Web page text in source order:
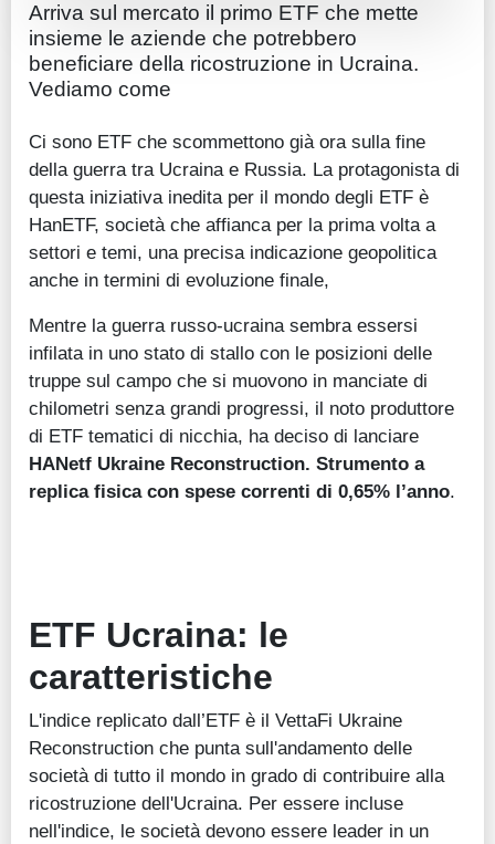
Arriva sul mercato il primo ETF che mette
insieme le aziende che potrebbero
beneficiare della ricostruzione in Ucraina.
Vediamo come
Ci sono ETF che scommettono già ora sulla fine
della guerra tra Ucraina e Russia. La protagonista di
questa iniziativa inedita per il mondo degli ETF è
HanETF, società che affianca per la prima volta a
settori e temi, una precisa indicazione geopolitica
anche in termini di evoluzione finale,
Mentre la guerra russo-ucraina sembra essersi
infilata in uno stato di stallo con le posizioni delle
truppe sul campo che si muovono in manciate di
chilometri senza grandi progressi, il noto produttore
di ETF tematici di nicchia, ha deciso di lanciare
HANetf Ukraine Reconstruction. Strumento a
replica fisica con spese correnti di 0,65% l’anno.
ETF Ucraina: le
caratteristiche
L'indice replicato dall’ETF è il VettaFi Ukraine
Reconstruction che punta sull'andamento delle
società di tutto il mondo in grado di contribuire alla
ricostruzione dell'Ucraina. Per essere incluse
nell'indice, le società devono essere leader in un